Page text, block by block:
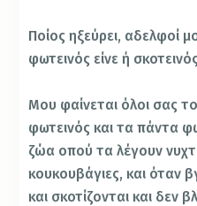
Ποίος ηξεύρει, αδελφοί
φωτεινός είνε ή
Μου φαίνεται όλοι σας το
φωτεινός και τα πάντα
ζώα οπού τα λέγουν
κουκουβάγιες, και όταν
και σκοτίζονται και δεν